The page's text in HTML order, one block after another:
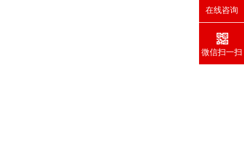
在线咨询
微信扫一扫